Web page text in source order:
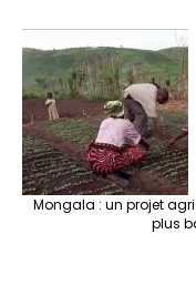
Mongala : un projet
plus